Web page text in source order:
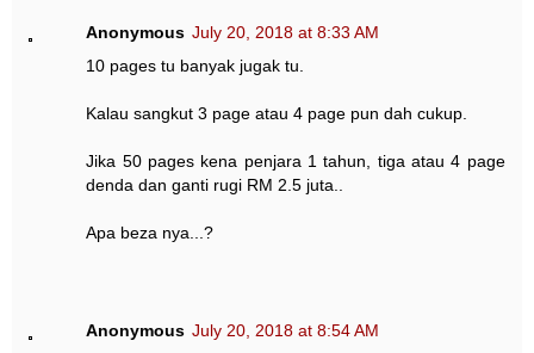
Anonymous July 20, 2018 at 8:33 AM
10 pages tu banyak jugak tu.
Kalau sangkut 3 page atau 4 page pun dah cukup.
Jika 50 pages kena penjara 1 tahun, tiga atau 4 page
denda dan ganti rugi RM 2.5 juta..
Apa beza nya...?
Anonymous July 20, 2018 at 8:54 AM